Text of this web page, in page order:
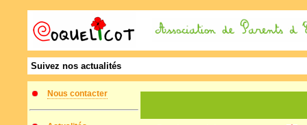
Suivez nos actualités
Nous contacter